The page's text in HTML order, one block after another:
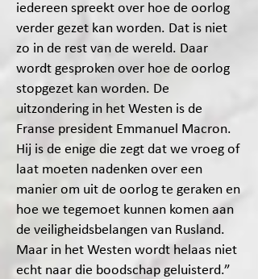
iedereen spreekt over hoe de oorlog
verder gezet kan worden. Dat is niet
zo in de rest van de wereld. Daar
wordt gesproken over hoe de oorlog
stopgezet kan worden. De
uitzondering in het Westen is de
Franse president Emmanuel Macron.
Hij is de enige die zegt dat we vroeg of
laat moeten nadenken over een
manier om uit de oorlog te geraken en
hoe we tegemoet kunnen komen aan
de veiligheidsbelangen van Rusland.
Maar in het Westen wordt helaas niet
echt naar die boodschap geluisterd.”